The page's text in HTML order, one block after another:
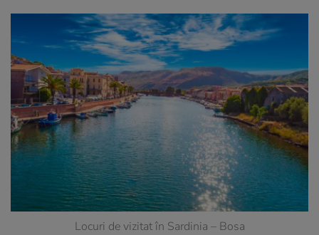
Locuri de vizitat în Sardinia – Bosa